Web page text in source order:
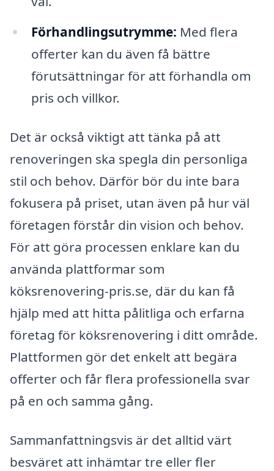
Förhandlingsutrymme: Med flera
offerter kan du även få bättre
förutsättningar för att förhandla om
pris och villkor.
Det är också viktigt att tänka på att
renoveringen ska spegla din personliga
stil och behov. Därför bör du inte bara
fokusera på priset, utan även på hur väl
företagen förstår din vision och behov.
För att göra processen enklare kan du
använda plattformar som
köksrenovering-pris.se, där du kan få
hjälp med att hitta pålitliga och erfarna
företag för köksrenovering i ditt område.
Plattformen gör det enkelt att begära
offerter och får flera professionella svar
på en och samma gång.
Sammanfattningsvis är det alltid värt
besväret att inhämtar tre eller fler